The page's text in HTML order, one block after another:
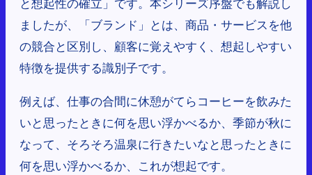
ましたが、「ブランド」とは、商品・サービスを他
の競合と区別し、顧客に覚えやすく、想起しやすい
特徴を提供する識別子です。
例えば、仕事の合間に休憩がてらコーヒーを飲みた
いと思ったときに何を思い浮かべるか、季節が秋に
なって、そろそろ温泉に行きたいなと思ったときに
何を思い浮かべるか、これが想起です。